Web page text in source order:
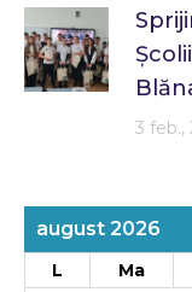
3 feb.,
august 2026
L Ma